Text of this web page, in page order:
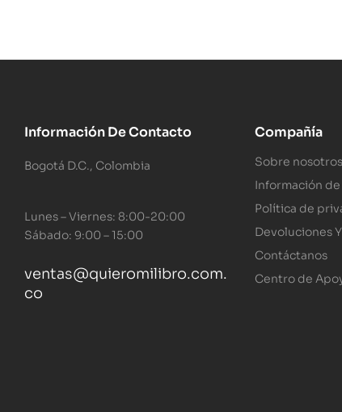
Información De Contacto
Bogotá D.C., Colombia
Lunes – Viernes: 8:00-20:00
Sábado: 9:00 – 15:00
ventas@quieromilibro.com.
co
Compañía
Sobre nosotros
Información
Política de
Devoluciones
Contáctanos
Centro de